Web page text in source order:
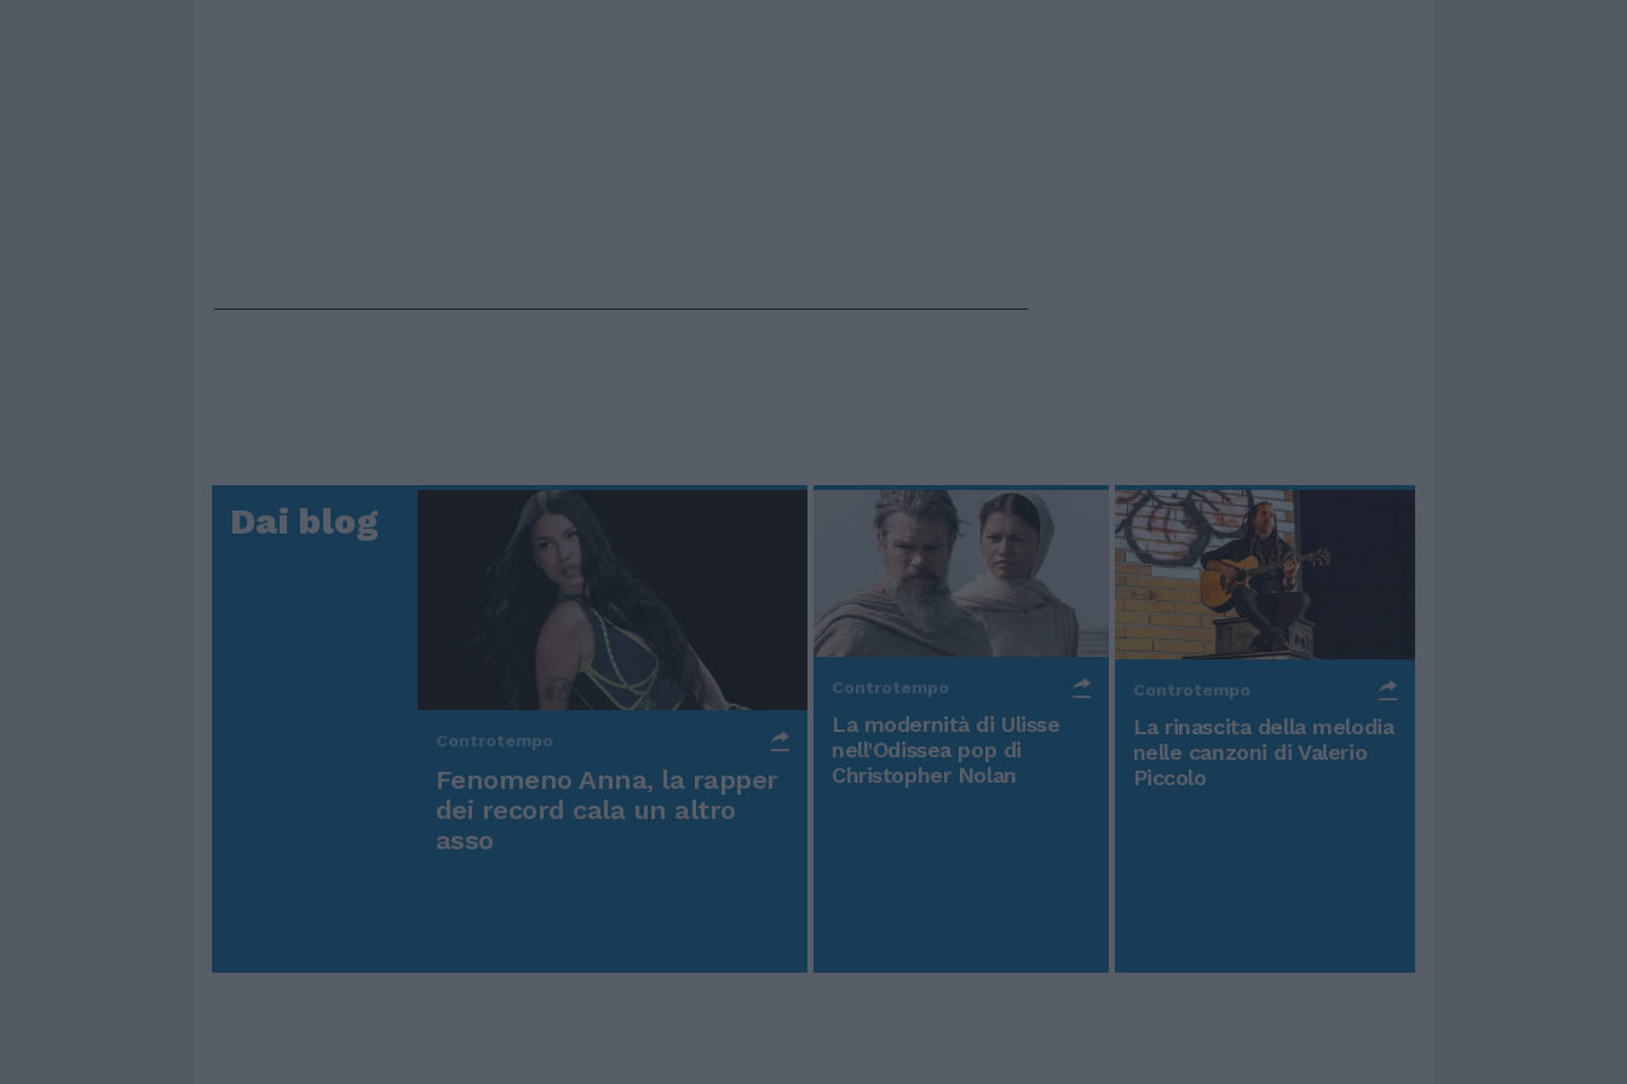
Dai blog
Controtempo
Fenomeno Anna, la rapper
dei record cala un altro
asso
Controtempo
La modernità di Ulisse
nell'Odissea pop di
Christopher Nolan
Controtempo
La rinascita della melodia
nelle canzoni di Valerio
Piccolo